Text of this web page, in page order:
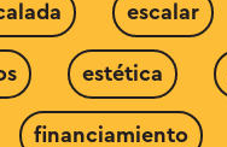
escalar
estética
financiamiento